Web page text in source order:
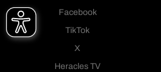
Facebook
TikTok
X
Heracles TV